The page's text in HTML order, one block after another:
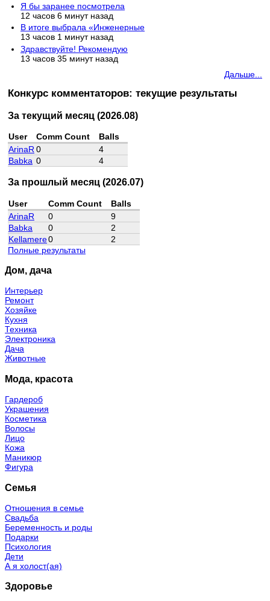
Я бы заранее посмотрела
12 часов 6 минут назад
В итоге выбрала «Инженерные
13 часов 1 минут назад
Здравствуйте! Рекомендую
13 часов 35 минут назад
Дальше...
Конкурс комментаторов: текущие результаты
За текущий месяц (2026.08)
User Comm Count
Balls
ArinaR 0
4
Babka 0 4
За прошлый месяц (2026.07)
User Comm Count
Balls
ArinaR
0
9
Babka
0
2
Kellamere0
2
Полные результаты
Дом, дача
Интерьер
Ремонт
Хозяйке
Кухня
Техника
Электроника
Дача
Животные
Мода, красота
Гардероб
Украшения
Косметика
Волосы
Лицо
Кожа
Маникюр
Фигура
Семья
Отношения в семье
Свадьба
Беременность и роды
Подарки
Психология
Дети
А я холост(ая)
Здоровье